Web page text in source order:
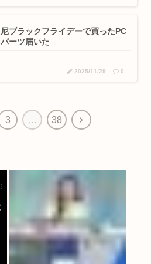
尼ブラックフライデーで買ったPC
パーツ届いた
2025/11/29 0
3 … 38
次